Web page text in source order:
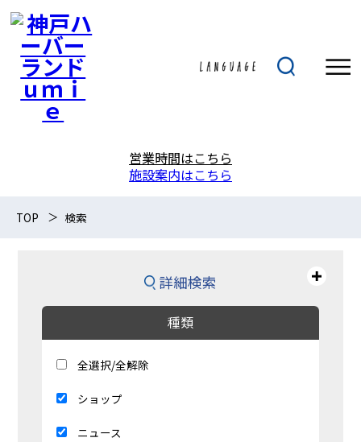
営業時間はこちら
施設案内はこちら
TOP 検索
詳細検索
種類
全選択/全解除
ショップ
ニュース